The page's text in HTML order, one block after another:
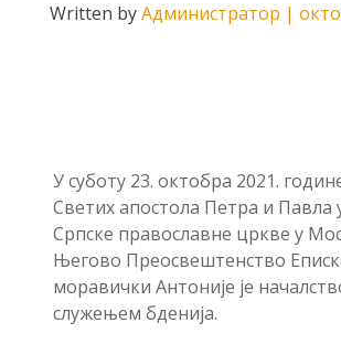
Written byАдминистратор |
У суботу 23. октобра 2021.
Светих апостола Петра и Павла
Српске православне цркве у
Његово Преосвештенство
моравички Антоније је
служењем бденија.